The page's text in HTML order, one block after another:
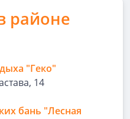
районе
"Геко"
14
бань "Лесная